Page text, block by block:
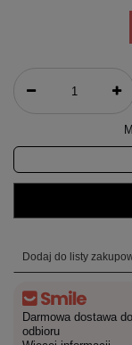
Dodaj do listy
Darmowa dostawa
odbioru